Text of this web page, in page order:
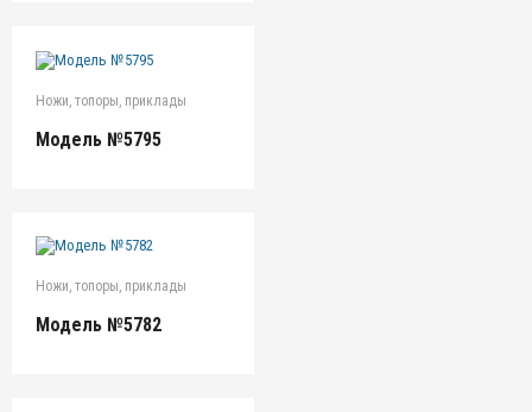
Ножи, топоры, приклады
Модель №5795
Ножи, топоры, приклады
Модель №5782